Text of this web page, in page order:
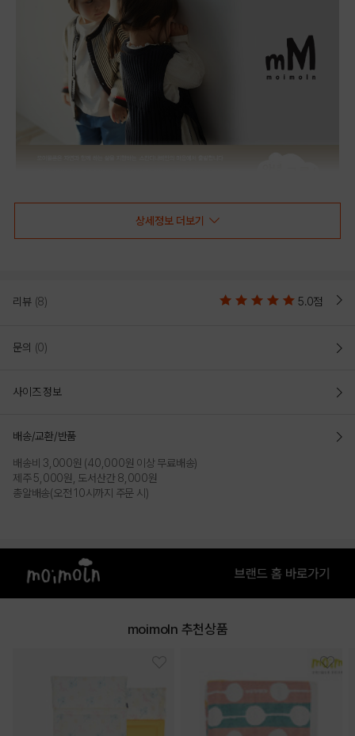
상세정보 더보기
리뷰 (8) 5.0점
문의 (0)
사이즈 정보
배송/교환/반품
배송비 3,000원 (40,000원 이상 무료배송)
제주 5,000원, 도서산간 8,000원
총알배송(오전 10시까지 주문 시)
moimoln 추천상품